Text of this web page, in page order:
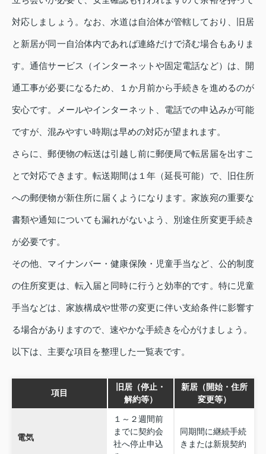
対応しましょう。なお、水道は自治体が管轄しており、旧居
と新居が同一自治体内であれば連絡だけで済む場合もありま
す。通信サービス（インターネットや固定電話など）は、開
通工事が必要になるため、１か月前から手続きを進めるのが
安心です。メールやインターネット、電話での申込みが可能
ですが、混みやすい時期は早めの対応が望まれます。
さらに、郵便物の転送は引越し前に郵便局で転居届を出すこ
とで対応できます。転送期間は１年（延長可能）で、旧住所
への郵便物が新住所に届くようになります。家族宛の重要な
書類や通知についても漏れがないよう、別途住所変更手続き
が必要です。
その他、マイナンバー・健康保険・児童手当など、公的制度
の住所変更は、転入届と同時に行うと効率的です。特に児童
手当などは、家族構成や世帯の変更に伴い支給条件に影響す
る場合がありますので、速やかな手続きを心がけましょう。
以下は、主要な項目を整理した一覧表です。
項目
旧居（停止・
解約等）
新居（開始・住所
変更等）
電気
１～２週間前
までに契約会
社へ停止申込
同期間に継続手続
きまたは新規契約